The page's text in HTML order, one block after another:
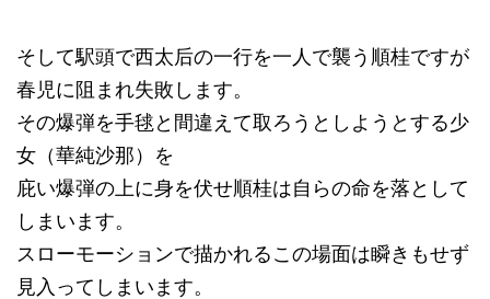
そして駅頭で西太后の一行を一人で襲う順桂ですが
春児に阻まれ失敗します。
その爆弾を手毬と間違えて取ろうとしようとする少
女（華純沙那）を
庇い爆弾の上に身を伏せ順桂は自らの命を落として
しまいます。
スローモーションで描かれるこの場面は瞬きもせず
見入ってしまいます。